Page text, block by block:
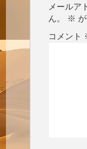
メールア
ん。
※
コメント